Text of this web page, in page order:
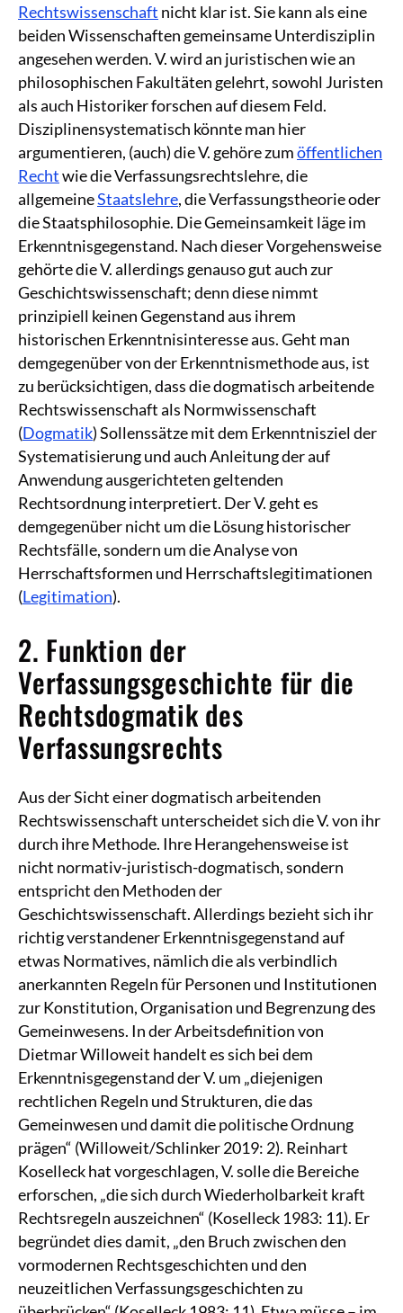
Rechtswissenschaft nicht klar ist. Sie kann als eine
beiden Wissenschaften gemeinsame Unterdisziplin
angesehen werden. V. wird an juristischen wie an
philosophischen Fakultäten gelehrt, sowohl Juristen
als auch Historiker forschen auf diesem Feld.
Disziplinensystematisch könnte man hier
argumentieren, (auch) die V. gehöre zumöffentlichen
Rechtwie die Verfassungsrechtslehre, die
allgemeineStaatslehre, die Verfassungstheorie oder
die Staatsphilosophie. Die Gemeinsamkeit läge im
Erkenntnisgegenstand. Nach dieser Vorgehensweise
gehörte die V. allerdings genauso gut auch zur
Geschichtswissenschaft; denn diese nimmt
prinzipiell keinen Gegenstand aus ihrem
historischen Erkenntnisinteresse aus. Geht man
demgegenüber von der Erkenntnismethode aus, ist
zu berücksichtigen, dass die dogmatisch arbeitende
Rechtswissenschaft als Normwissenschaft
(Dogmatik) Sollenssätze mit dem Erkenntnisziel der
Systematisierung und auch Anleitung der auf
Anwendung ausgerichteten geltenden
Rechtsordnung interpretiert. Der V. geht es
demgegenüber nicht um die Lösung historischer
Rechtsfälle, sondern um die Analyse von
Herrschaftsformen und Herrschaftslegitimationen
(Legitimation).
2. Funktion der
Verfassungsgeschichte für die
Rechtsdogmatik des
Verfassungsrechts
Aus der Sicht einer dogmatisch arbeitenden
Rechtswissenschaft unterscheidet sich die V. von ihr
durch ihre Methode. Ihre Herangehensweise ist
nicht normativ-juristisch-dogmatisch, sondern
entspricht den Methoden der
Geschichtswissenschaft. Allerdings bezieht sich ihr
richtig verstandener Erkenntnisgegenstand auf
etwas Normatives, nämlich die als verbindlich
anerkannten Regeln für Personen und Institutionen
zur Konstitution, Organisation und Begrenzung des
Gemeinwesens. In der Arbeitsdefinition von
Dietmar Willoweit handelt es sich bei dem
Erkenntnisgegenstand der V. um „diejenigen
rechtlichen Regeln und Strukturen, die das
Gemeinwesen und damit die politische Ordnung
prägen“ (Willoweit/Schlinker 2019: 2). Reinhart
Koselleck hat vorgeschlagen, V. solle die Bereiche
erforschen, „die sich durch Wiederholbarkeit kraft
Rechtsregeln auszeichnen“ (Koselleck 1983: 11). Er
begründet dies damit, „den Bruch zwischen den
vormodernen Rechtsgeschichten und den
neuzeitlichen Verfassungsgeschichten zu